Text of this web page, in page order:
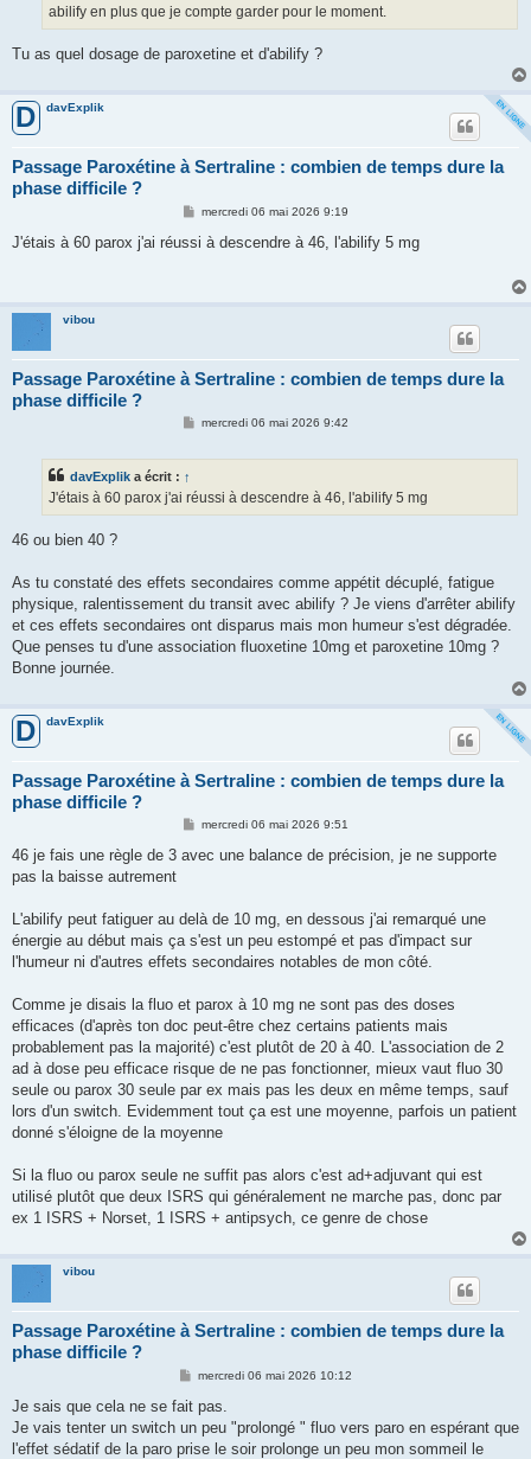
abilify en plus que je compte garder pour le moment.
Tu as quel dosage de paroxetine et d'abilify ?
D davExplik
Passage Paroxétine à Sertraline : combien de temps dure la
phase difficile ?
M
s
mercredi 06 mai 2026 9:19
J'étais à 60 parox j'ai réussi à descendre à 46, l'abilify 5 mg
vibou
Passage Paroxétine à Sertraline : combien de temps dure la
phase difficile ?
M
g
e
mercredi 06 mai 2026 9:42
davExplik a écrit : ↑
J'étais à 60 parox j'ai réussi à descendre à 46, l'abilify 5 mg
46 ou bien 40 ?
As tu constaté des effets secondaires comme appétit décuplé, fatigue
physique, ralentissement du transit avec abilify ? Je viens d'arrêter abilify
et ces effets secondaires ont disparus mais mon humeur s'est dégradée.
Que penses tu d'une association fluoxetine 10mg et paroxetine 10mg ?
Bonne journée.
D davExplik
Passage Paroxétine à Sertraline : combien de temps dure la
phase difficile ?
M
s
mercredi 06 mai 2026 9:51
46 je fais une règle de 3 avec une balance de précision, je ne supporte
pas la baisse autrement
L'abilify peut fatiguer au delà de 10 mg, en dessous j'ai remarqué une
énergie au début mais ça s'est un peu estompé et pas d'impact sur
l'humeur ni d'autres effets secondaires notables de mon côté.
Comme je disais la fluo et parox à 10 mg ne sont pas des doses
efficaces (d'après ton doc peut-être chez certains patients mais
probablement pas la majorité) c'est plutôt de 20 à 40. L'association de 2
ad à dose peu efficace risque de ne pas fonctionner, mieux vaut fluo 30
seule ou parox 30 seule par ex mais pas les deux en même temps, sauf
lors d'un switch. Evidemment tout ça est une moyenne, parfois un patient
donné s'éloigne de la moyenne
Si la fluo ou parox seule ne suffit pas alors c'est ad+adjuvant qui est
utilisé plutôt que deux ISRS qui généralement ne marche pas, donc par
ex 1 ISRS + Norset, 1 ISRS + antipsych, ce genre de chose
vibou
Passage Paroxétine à Sertraline : combien de temps dure la
phase difficile ?
M
s
s
a
g
mercredi 06 mai 2026 10:12
Je sais que cela ne se fait pas.
Je vais tenter un switch un peu "prolongé " fluo vers paro en espérant que
l'effet sédatif de la paro prise le soir prolonge un peu mon sommeil le